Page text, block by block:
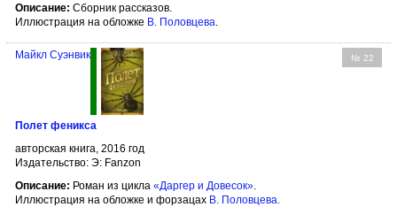
Описание: Сборник рассказов.
Иллюстрация на обложке В. Половцева.
№ 22
Майкл Суэнвик
Полет феникса
авторская книга, 2016 год
Издательство: Э: Fanzon
Описание: Роман из цикла «Даргер и Довесок».
Иллюстрация на обложке и форзацах В. Половцева.